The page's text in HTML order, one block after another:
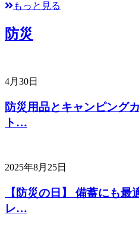
もっと見る
防災
4月30日
防災用品とキャンピング
ト…
2025年8月25日
【防災の日】 備蓄にも最
レ…